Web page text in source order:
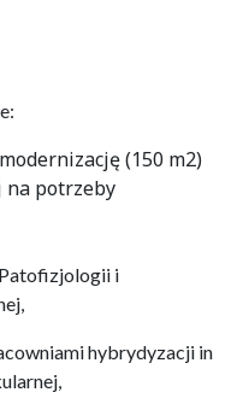
(150 m2)
potrzeby
i
hybrydyzacji in